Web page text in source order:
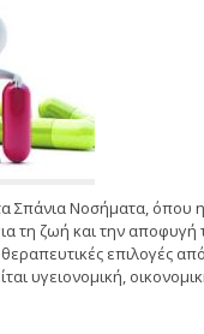
Σπάνια Νοσήματα, όπου η
τη ζωή και την αποφυγή
επιλογές
υγειονομική,